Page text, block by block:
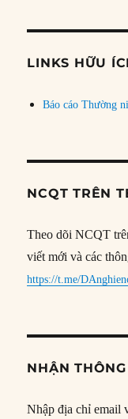
đề
LINKS HỮU
Báo cáo Thường
NCQT TRÊN
Theo dõi NCQT
viết mới và các
https://t.me/
NHẬN
Nhập địa chỉ email